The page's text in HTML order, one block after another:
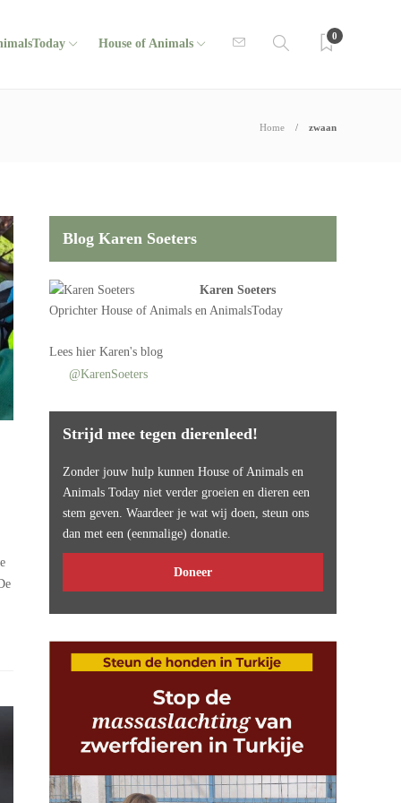
House of Animals
0
Home zwaan
Blog Karen Soeters
Karen Soeters
OprichterHouse of Animals en AnimalsToday
Leeshier Karen's blog
@KarenSoeters
Strijd mee tegen dierenleed!
Zonder jouw hulp kunnen House of Animals en
Animals Today niet verder groeien en dieren een
stem geven. Waardeer je wat wij doen, steun ons
dan met een (eenmalige) donatie.
Doneer